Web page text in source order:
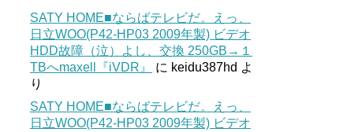
SATY HOME■ならばテレビだ。えっ、
日立WOO(P42-HP03 2009年製) ビデオ
HDD故障（泣）よし、交換 250GB→１
TBへmaxell『iVDR』
に keidu387hd よ
り
SATY HOME■ならばテレビだ。えっ、
日立WOO(P42-HP03 2009年製) ビデオ